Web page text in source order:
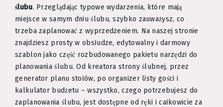
ślubu. Przeglądając typowe wydarzenia, które mają
miejsce w samym dniu ślubu, szybko zauważysz, co
trzeba zaplanować z wyprzedzeniem. Na naszej stronie
znajdziesz prosty w obsłudze, edytowalny i darmowy
szablon jako część rozbudowanego pakietu narzędzi do
planowania ślubu. Od kreatora strony ślubnej, przez
generator planu stołów, po organizer listy gości i
kalkulator budżetu – wszystko, czego potrzebujesz do
zaplanowania ślubu, jest dostępne od ręki i całkowicie za